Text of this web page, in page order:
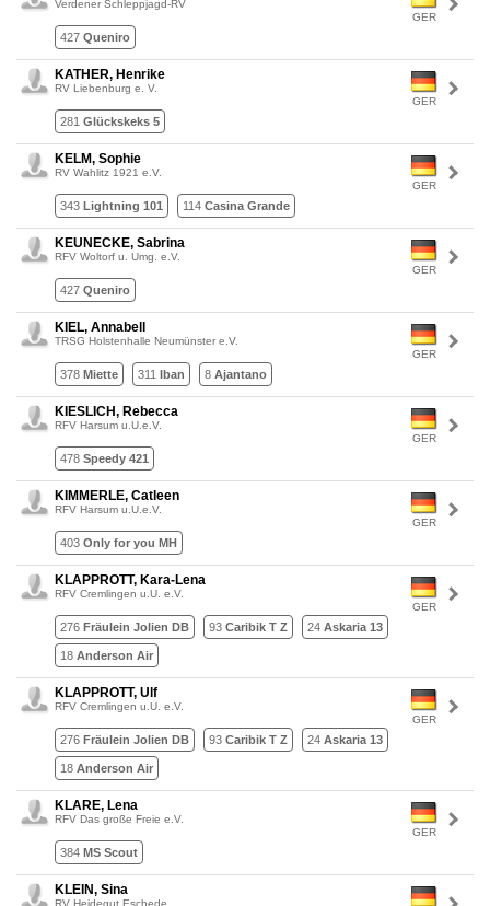
GER
Verdener Schleppjagd-RV
427 Queniro
GER
KATHER, Henrike
RV Liebenburg e. V.
281 Glückskeks 5
GER
KELM, Sophie
RV Wahlitz 1921 e.V.
343 Lightning 101 114 Casina Grande
GER
KEUNECKE, Sabrina
RFV Woltorf u. Umg. e.V.
427 Queniro
GER
KIEL, Annabell
TRSG Holstenhalle Neumünster e.V.
378 Miette 311 Iban 8 Ajantano
GER
KIESLICH, Rebecca
RFV Harsum u.U.e.V.
478 Speedy 421
GER
KIMMERLE, Catleen
RFV Harsum u.U.e.V.
403 Only for you MH
GER
KLAPPROTT, Kara-Lena
RFV Cremlingen u.U. e.V.
276 Fräulein Jolien DB 93 Caribik T Z 24 Askaria 13
18 Anderson Air
GER
KLAPPROTT, Ulf
RFV Cremlingen u.U. e.V.
276 Fräulein Jolien DB 93 Caribik T Z 24 Askaria 13
18 Anderson Air
GER
KLARE, Lena
RFV Das große Freie e.V.
384 MS Scout
KLEIN, Sina
RV Heidegut Eschede